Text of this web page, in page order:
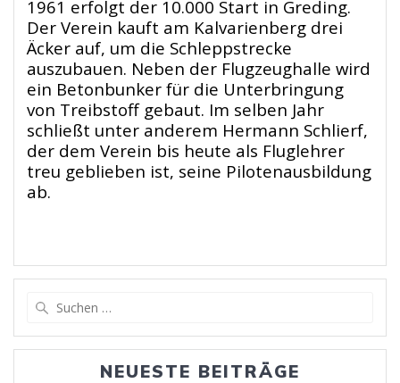
1961 erfolgt der 10.000 Start in Greding.
Der Verein kauft am Kalvarienberg drei
Äcker auf, um die Schleppstrecke
auszubauen. Neben der Flugzeughalle wird
ein Betonbunker für die Unterbringung
von Treibstoff gebaut. Im selben Jahr
schließt unter anderem Hermann Schlierf,
der dem Verein bis heute als Fluglehrer
treu geblieben ist, seine Pilotenausbildung
ab.
NEUESTE BEITRÄGE